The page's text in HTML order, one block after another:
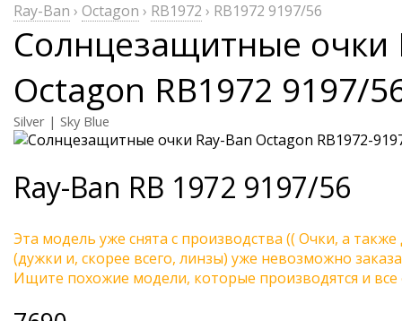
Ray-Ban › Octagon › RB1972 › RB1972 9197/56
Солнцезащитные очки
Octagon RB1972 9197/
Silver | Sky Blue
Ray-Ban RB 1972 9197/56
Эта модель уже снята с производства (( Очки, а
(дужки и, скорее всего, линзы) уже невозможно
Ищите похожие модели, которые производятся и